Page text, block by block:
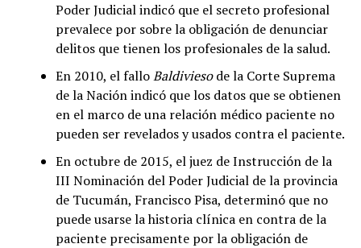
Poder Judicial indicó que el secreto profesional
prevalece por sobre la obligación de denunciar
delitos que tienen los profesionales de la salud.
En 2010, el falloBaldiviesode la Corte Suprema
de la Nación indicó que los datos que se obtienen
en el marco de una relación médico paciente no
pueden ser revelados y usados contra el paciente.
En octubre de 2015, el juez de Instrucción de la
III Nominación del Poder Judicial de la provincia
de Tucumán, Francisco Pisa, determinó que no
puede usarse la historia clínica en contra de la
paciente precisamente por la obligación de